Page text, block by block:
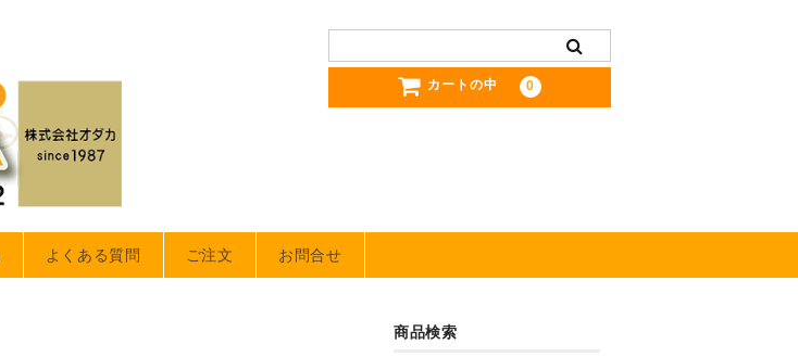
カートの中 0
よくある質問 ご注文 お問合せ
商品検索